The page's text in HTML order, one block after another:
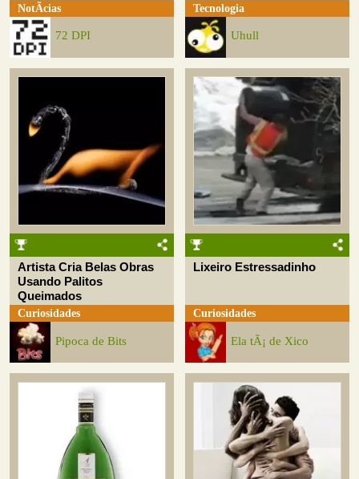
NotÃ­cias
72 DPI
Tecnologia
Uhull
Artista Cria Belas Obras
Usando Palitos
Queimados
Curiosidades
Pipoca de Bits
Lixeiro Estressadinho
Curiosidades
Ela tÃ¡ de Xico